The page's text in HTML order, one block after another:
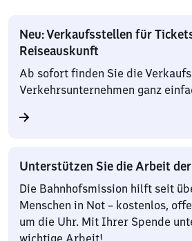
Neu: Verkaufsstellen für
Reiseauskunft
Ab sofort finden Sie die
Verkehrsunternehmen ganz
Unterstützen Sie die Arbeit
Die Bahnhofsmission hilft seit
Menschen in Not – kostenlos,
um die Uhr. Mit Ihrer Spende
wichtige Arbeit!